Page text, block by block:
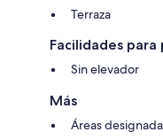
Terraza
Facilidades para
Sin elevador
Más
Áreas